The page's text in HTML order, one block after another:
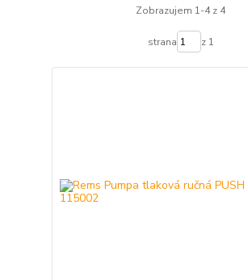
Zobrazujem 1-4 z 4
strana z 1